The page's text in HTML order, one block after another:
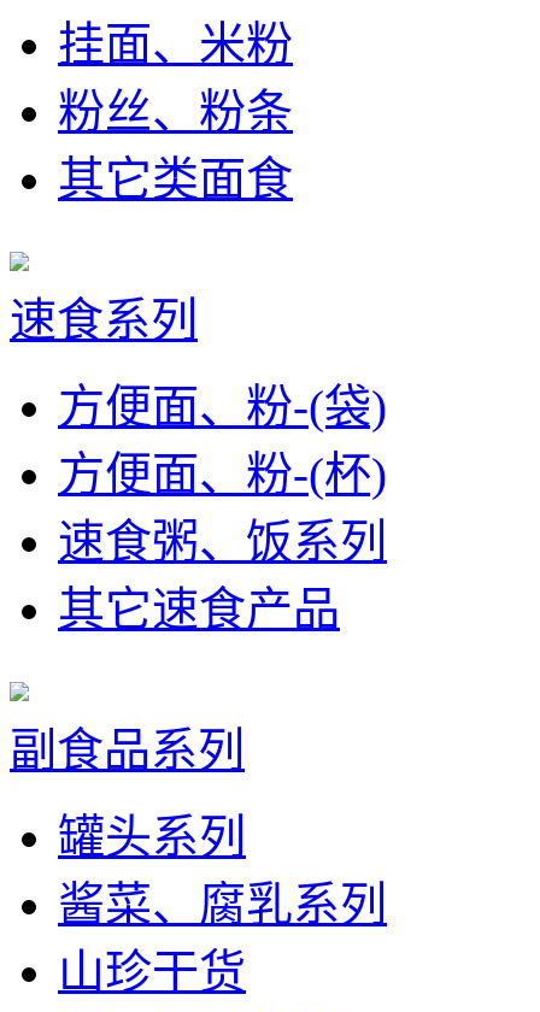
挂面、米粉
粉丝、粉条
其它类面食
速食系列
方便面、粉-(袋)
方便面、粉-(杯)
速食粥、饭系列
其它速食产品
副食品系列
罐头系列
酱菜、腐乳系列
山珍干货